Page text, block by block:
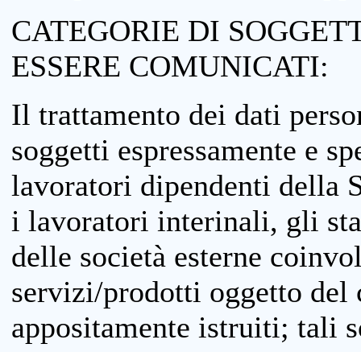
CATEGORIE DI
ESSERE COMUNICATI:
Il trattamento dei dati
soggetti espressamente e
lavoratori dipendenti della
i lavoratori interinali, gli
delle società esterne
servizi/prodotti oggetto
appositamente istruiti; tali